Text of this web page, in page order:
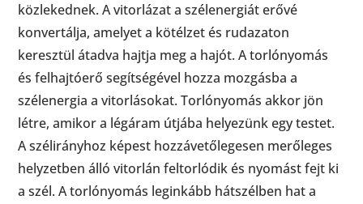
közlekednek. A vitorlázat a szélenergiát erővé
konvertálja, amelyet a kötélzet és rudazaton
keresztül átadva hajtja meg a hajót. A torlónyomás
és felhajtóerő segítségével hozza mozgásba a
szélenergia a vitorlásokat. Torlónyomás akkor jön
létre, amikor a légáram útjába helyezünk egy testet.
A szélirányhoz képest hozzávetőlegesen merőleges
helyzetben álló vitorlán feltorlódik és nyomást fejt ki
a szél. A torlónyomás leginkább hátszélben hat a